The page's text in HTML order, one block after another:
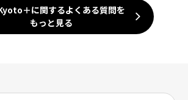
＋に関するよくある質問を
もっと見る